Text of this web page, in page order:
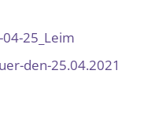
25_Leim
den-25.04.2021